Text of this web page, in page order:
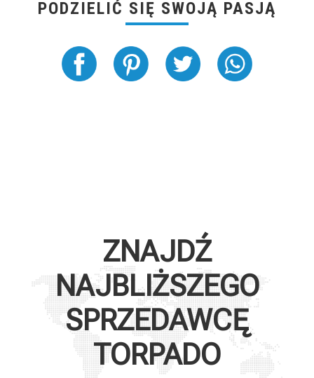
PODZIELIĆ SIĘ SWOJĄ PASJĄ
ZNAJDŹ
NAJBLIŻSZEGO
SPRZEDAWCĘ
TORPADO